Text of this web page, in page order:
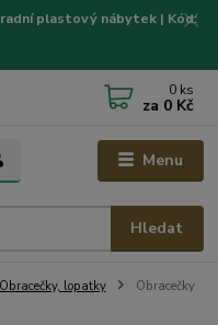
plastový nábytek | Kód:
Menu
Hledat
0 ks
za 0 Kč
Obracečky, lopatky Obracečky